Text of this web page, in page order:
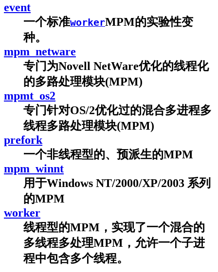
event
一个标准workerMPM的实验性变
种。
mpm_netware
专门为Novell NetWare优化的线程化
的多路处理模块(MPM)
mpmt_os2
专门针对OS/2优化过的混合多进程多
线程多路处理模块(MPM)
prefork
一个非线程型的、预派生的MPM
mpm_winnt
用于Windows NT/2000/XP/2003 系列
的MPM
worker
线程型的MPM，实现了一个混合的
多线程多处理MPM，允许一个子进
程中包含多个线程。